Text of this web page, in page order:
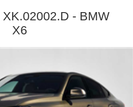
XK.02002.D - BMW
X6